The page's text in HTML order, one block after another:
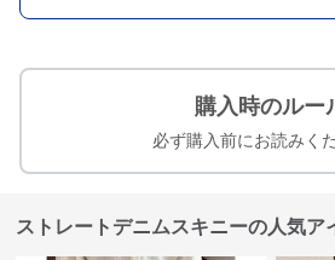
購入時のルー
必ず購入前にお読みく
ストレートデニムスキニーの人気ア